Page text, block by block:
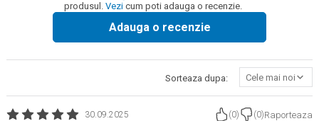
produsul. Vezi cum poti adauga o recenzie.
Adauga o recenzie
Sorteaza dupa: Cele mai noi
30.09.2025 (0) (0)Raporteaza